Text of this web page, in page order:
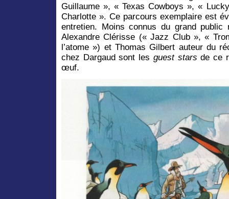
Guillaume », « Texas Cowboys », «
Charlotte ». Ce parcours exemplaire est
entretien. Moins connus du grand public
Alexandre Clérisse (« Jazz Club », «
l’atome ») et Thomas Gilbert auteur du
chez Dargaud sont les guest starsde ce
œuf.